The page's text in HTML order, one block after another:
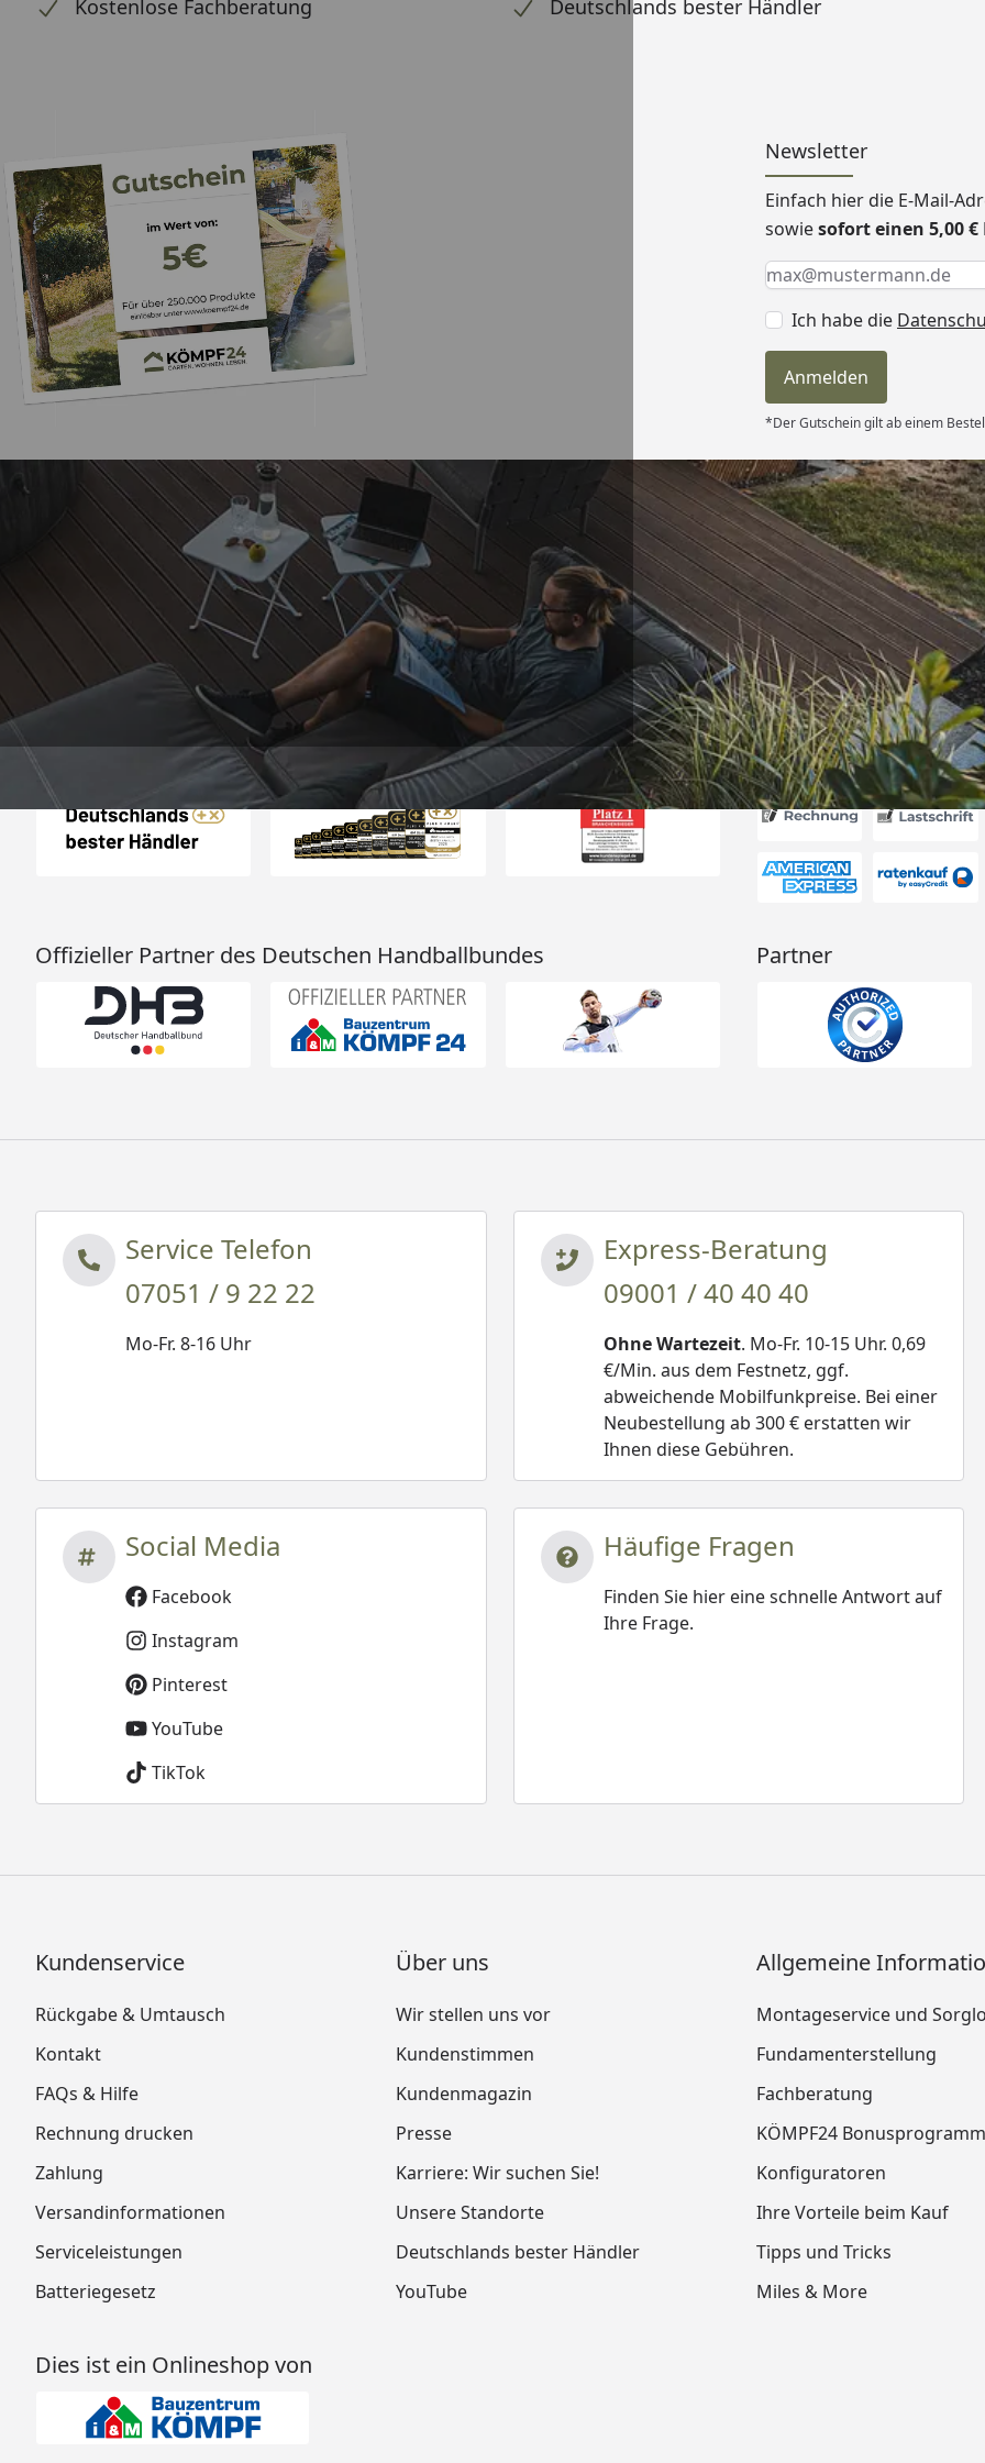
Kostenlose Fachberatung Deutschlands bester Händler
Newsletter
Einfach hier die E-Mail-
sowiesofort einen 5,00
Keine Eingabe erforderlich
Eingabe erforderlich
E-Mail *
Ich habe die
Anmelden
*Der Gutschein gilt ab einem
Trusted Shops
4,81/ 5
25.980 Bewertungen
„Alles perfekt und schnell
bearbeitet “
08.08.2026
Versand
Auszeichnungen Akzeptierte
Offizieller Partner des Deutschen Handballbundes Partner
Service Telefon
07051 / 9 22 22
Mo-Fr. 8-16 Uhr
Express-Beratung
09001 / 40 40 40
Ohne Wartezeit. Mo-Fr. 10-15 Uhr. 0,69
€/Min. aus dem Festnetz, ggf.
abweichende Mobilfunkpreise. Bei einer
Neubestellung ab 300 € erstatten wir
Ihnen diese Gebühren.
Social Media
Facebook
Instagram
Pinterest
YouTube
TikTok
Häufige Fragen
Finden Sie hier eine schnelle Antwort auf
Ihre Frage.
Kundenservice
Rückgabe & Umtausch
Kontakt
FAQs & Hilfe
Rechnung drucken
Zahlung
Versandinformationen
Serviceleistungen
Batteriegesetz
Über uns
Wir stellen uns vor
Kundenstimmen
Kundenmagazin
Presse
Karriere: Wir suchen Sie!
Unsere Standorte
Deutschlands bester Händler
YouTube
Allgemeine
Montageservice und
Fundamenterstellung
Fachberatung
KÖMPF24 Bonusprogramm
Konfiguratoren
Ihre Vorteile beim Kauf
Tipps und Tricks
Miles & More
Dies ist ein Onlineshop von